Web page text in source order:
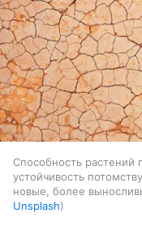
Способность растений
устойчивость
новые, более
Unsplash